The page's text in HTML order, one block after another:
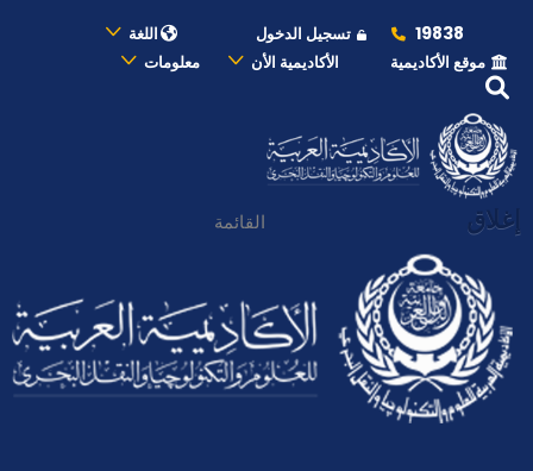
19838 تسجيل الدخول
اللغة
موقع الأكاديمية
الأكاديمية الأن معلومات
إغلاق القائمة